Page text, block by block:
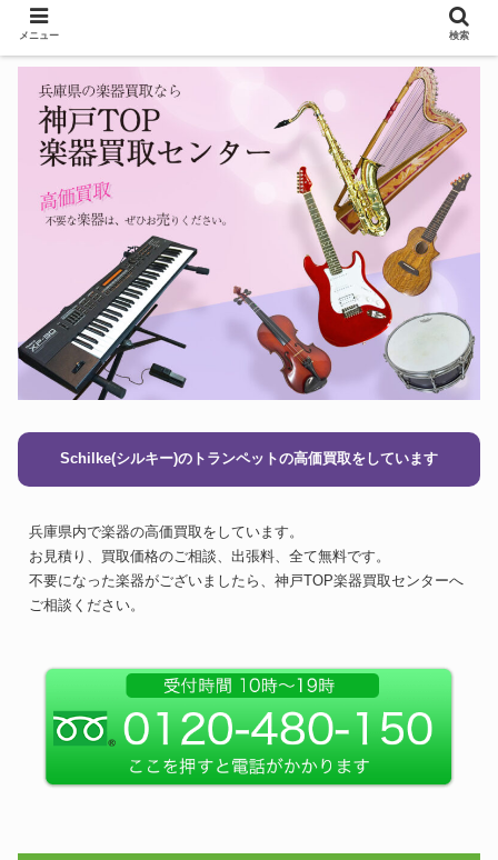
Schilke(シルキー)のトランペットの高価買取をしています
兵庫県内で楽器の高価買取をしています。
お見積り、買取価格のご相談、出張料、全て無料です。
不要になった楽器がございましたら、神戸TOP楽器買取センターへ
ご相談ください。
メニュー 検索